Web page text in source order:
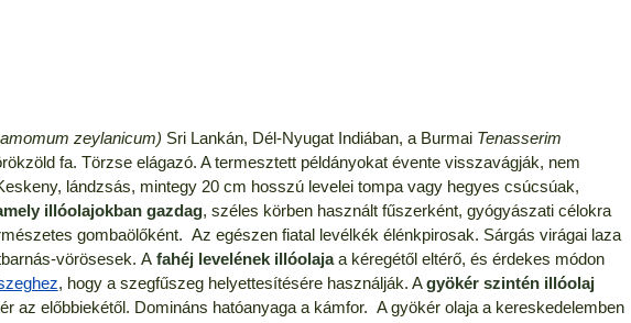
zeylanicum) Sri Lankán, Dél-Nyugat Indiában, a BurmaiTenasserim
fa. Törzse elágazó. A termesztett példányokat évente visszavágják, nem
lándzsás, mintegy 20 cm hosszú levelei tompa vagy hegyes csúcsúak,
illóolajokban gazdag, széles körben használt fűszerként, gyógyászati célokra
gombaölőként. Az egészen fiatal levélkék élénkpirosak. Sárgás virágai laza
vörösesek. Afahéj levelének illóolajaa kéregétől eltérő, és érdekes módon
, hogy a szegfűszeg helyettesítésére használják. Agyökér szintén illóolaj
az előbbiekétől. Domináns hatóanyaga a kámfor. A gyökér olaja a kereskedelemben